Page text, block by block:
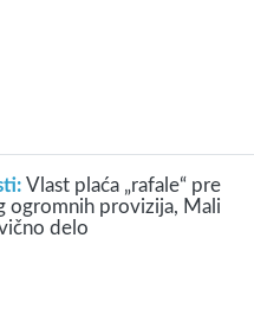
Vlast plaća „rafale“ pre
ogromnih provizija, Mali
delo